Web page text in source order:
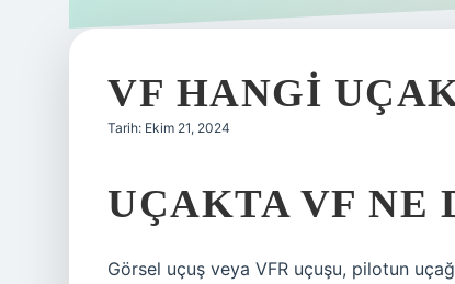
VF HANGI
Tarih: Ekim 21, 2024
UÇAKTA VF NE
Görsel uçuş veya VFR uçuşu, pilotun